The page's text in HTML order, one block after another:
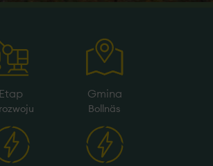
Etap Gmina
Bollnäs